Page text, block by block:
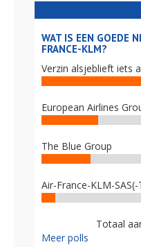
WAT IS EEN GOEDE
FRANCE-KLM?
Verzin alsjeblieft iets
European Airlines
The Blue Group
Air-France-KLM-SAS(-
Totaal
Meer polls